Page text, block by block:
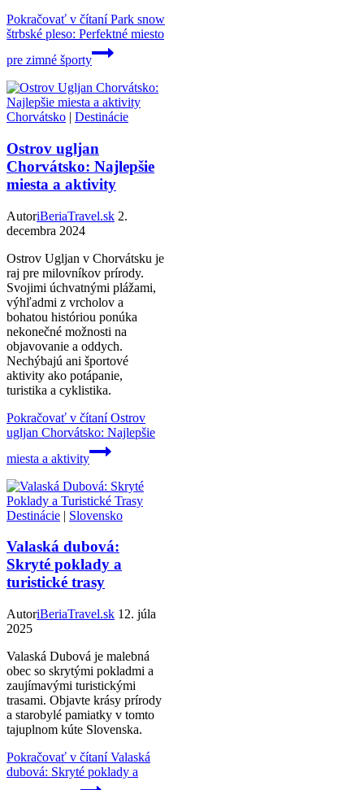
Pokračovať v čítaníPark snow
štrbské pleso: Perfektné miesto
pre zimné športy
Chorvátsko | Destinácie
Ostrov ugljan
Chorvátsko: Najlepšie
miesta a aktivity
AutoriBeriaTravel.sk 2.
decembra 2024
Ostrov Ugljan v Chorvátsku je
raj pre milovníkov prírody.
Svojimi úchvatnými plážami,
výhľadmi z vrcholov a
bohatou históriou ponúka
nekonečné možnosti na
objavovanie a oddych.
Nechýbajú ani športové
aktivity ako potápanie,
turistika a cyklistika.
Pokračovať v čítaníOstrov
ugljan Chorvátsko: Najlepšie
miesta a aktivity
Destinácie | Slovensko
Valaská dubová:
Skryté poklady a
turistické trasy
AutoriBeriaTravel.sk 12. júla
2025
Valaská Dubová je malebná
obec so skrytými pokladmi a
zaujímavými turistickými
trasami. Objavte krásy prírody
a starobylé pamiatky v tomto
tajuplnom kúte Slovenska.
Pokračovať v čítaníValaská
dubová: Skryté poklady a